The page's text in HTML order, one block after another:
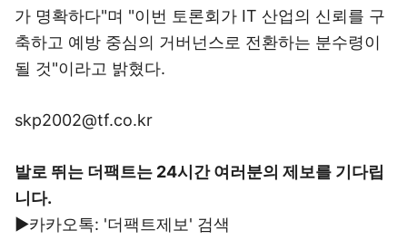
가 명확하다"며 "이번 토론회가 IT 산업의 신뢰를 구
축하고 예방 중심의 거버넌스로 전환하는 분수령이
될 것"이라고 밝혔다.
skp2002@tf.co.kr
발로 뛰는 더팩트는 24시간 여러분의 제보를 기다립
니다.
▶카카오톡: '더팩트제보' 검색